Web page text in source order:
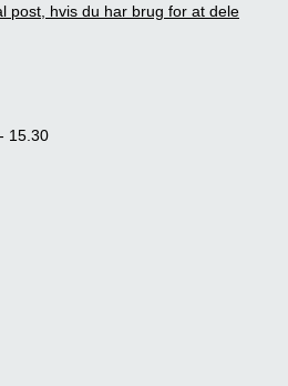
post, hvis du har brug for at dele
15.30